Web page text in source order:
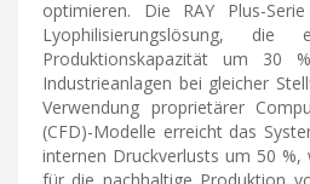
optimieren. Die RAY Plus-
Lyophilisierungslösung,
Produktionskapazität um 30
Industrieanlagen bei gleicher
Verwendung proprietärer
(CFD)-Modelle erreicht das
internen Druckverlusts um 50 %,
für die nachhaltige Produktion